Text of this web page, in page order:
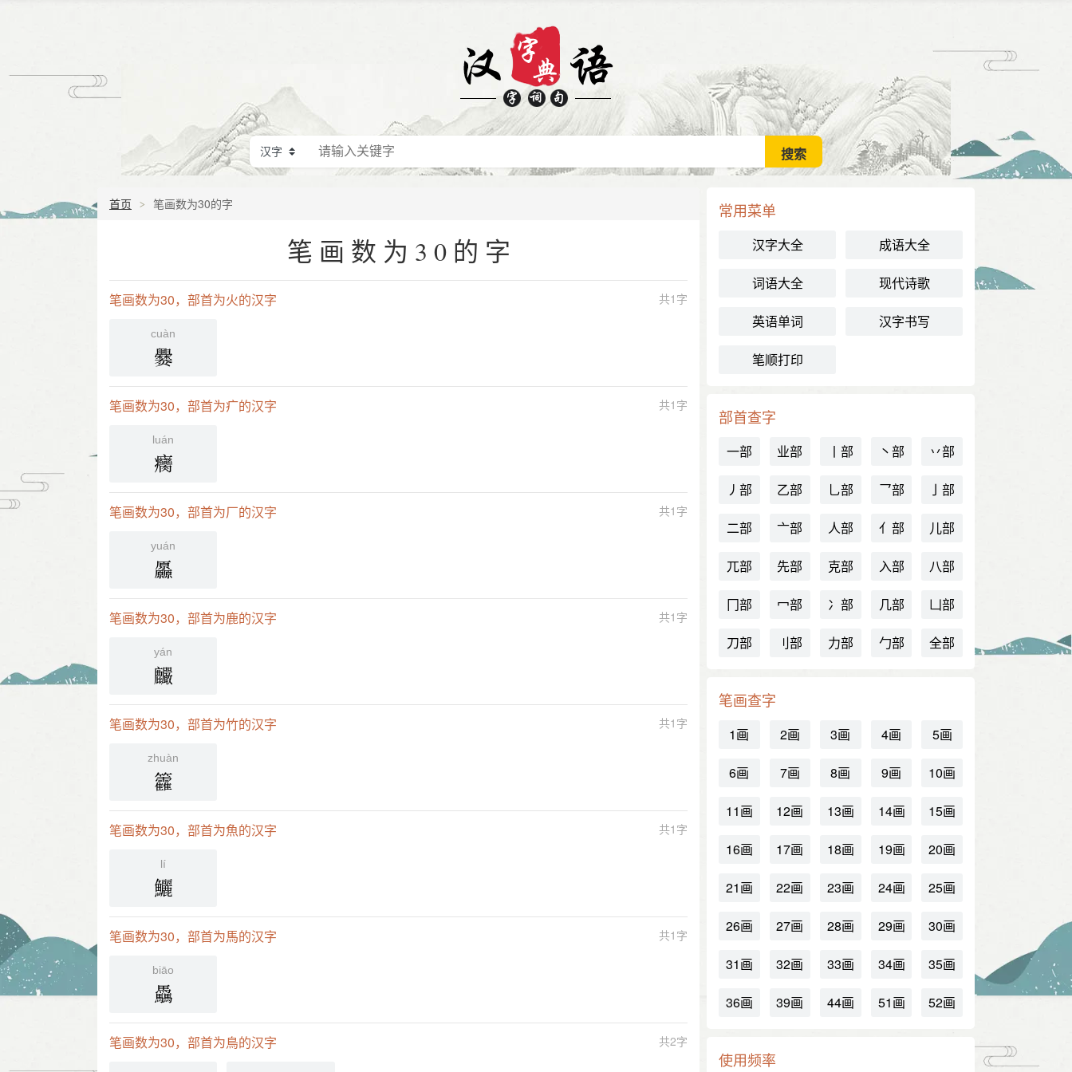
首页 笔画数为30的字
笔画数为30的字
共1字
笔画数为30，部首为火的汉字
cuàn
爨
共1字
笔画数为30，部首为疒的汉字
luán
癵
共1字
笔画数为30，部首为厂的汉字
yuán
厵
共1字
笔画数为30，部首为鹿的汉字
yán
麣
共1字
笔画数为30，部首为竹的汉字
zhuàn
籱
共1字
笔画数为30，部首为魚的汉字
lí
鱺
共1字
笔画数为30，部首为馬的汉字
biāo
驫
共2字
笔画数为30，部首为鳥的汉字
常用菜单
汉字大全 成语大全
词语大全 现代诗歌
英语单词 汉字书写
笔顺打印
部首查字
一部 业部 丨部 丶部 丷部
丿部 乙部 乚部 乛部 亅部
二部 亠部 人部 亻部 儿部
兀部 先部 克部 入部 八部
冂部 冖部 冫部 几部 凵部
刀部 刂部 力部 勹部 全部
笔画查字
1画 2画 3画 4画 5画
6画 7画 8画 9画 10画
11画 12画 13画 14画 15画
16画 17画 18画 19画 20画
21画 22画 23画 24画 25画
26画 27画 28画 29画 30画
31画 32画 33画 34画 35画
36画 39画 44画 51画 52画
使用频率